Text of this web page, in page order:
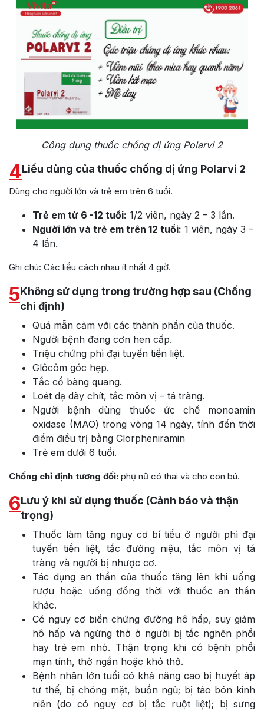
Công dụng thuốc chống dị ứng Polarvi 2
4Liều dùng của thuốc chống dị ứng Polarvi 2
Dùng cho người lớn và trẻ em trên 6 tuổi.
Trẻ em từ 6 -12 tuổi: 1/2 viên, ngày 2 – 3 lần.
Người lớn và trẻ em trên 12 tuổi: 1 viên, ngày 3 –
4 lần.
Ghi chú: Các liều cách nhau ít nhất 4 giờ.
5Không sử dụng trong trường hợp sau (Chống
chỉ định)
Quá mẫn cảm với các thành phần của thuốc.
Người bệnh đang cơn hen cấp.
Triệu chứng phì đại tuyến tiền liệt.
Glôcôm góc hẹp.
Tắc cổ bàng quang.
Loét dạ dày chít, tắc môn vị – tá tràng.
Người bệnh dùng thuốc ức chế monoamin
oxidase (MAO) trong vòng 14 ngày, tính đến thời
điểm điều trị bằng Clorpheniramin
Trẻ em dưới 6 tuổi.
Chống chỉ định tương đối: phụ nữ có thai và cho con bú.
6Lưu ý khi sử dụng thuốc (Cảnh báo và thận
trọng)
Thuốc làm tăng nguy cơ bí tiểu ở người phì đại
tuyến tiền liệt, tắc đường niệu, tắc môn vị tá
tràng và người bị nhược cơ.
Tác dụng an thần của thuốc tăng lên khi uống
rượu hoặc uống đồng thời với thuốc an thần
khác.
Có nguy cơ biến chứng đường hô hấp, suy giảm
hô hấp và ngừng thở ở người bị tắc nghẽn phổi
hay trẻ em nhỏ. Thận trọng khi có bệnh phổi
mạn tính, thở ngắn hoặc khó thở.
Bệnh nhân lớn tuổi có khả năng cao bị huyết áp
tư thế, bị chóng mặt, buồn ngủ; bị táo bón kinh
niên (do có nguy cơ bị tắc ruột liệt); bị sưng